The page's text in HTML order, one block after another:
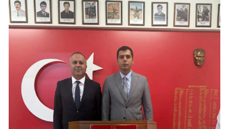
Yozgat
Zonguldak
Karaman
Kırıkkale